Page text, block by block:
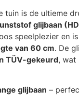
tuin is de ultieme
glijbaan
speelplezier en
van 60 cm. De
TÜV-gekeurd, wat
glijbaan –